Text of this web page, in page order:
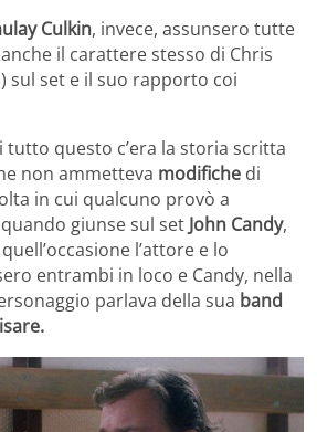
Culkin, invece, assunsero tutte
il carattere stesso di Chris
sul set e il suo rapporto coi
tutto questo c’era la storia scritta
non ammetteva modifiche di
in cui qualcuno provò a
giunse sul set John Candy,
l’attore e lo
entrambi in loco e Candy, nella
parlava della sua band